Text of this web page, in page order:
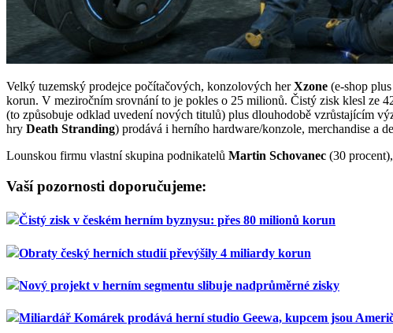
Velký tuzemský prodejce počítačových, konzolových herXzone (e-shop
korun. V meziročním srovnání to je pokles o 25 milionů. Čistý zisk klesl ze
(to způsobuje odklad uvedení nových titulů) plus dlouhodobě vzrůstajícím
hry Death Stranding) prodává i herního hardware/konzole, merchandise a
Lounskou firmu vlastní skupina podnikatelů Martin Schovanec (30 procent),
Vaší pozornosti doporučujeme:
Čistý zisk v českém herním byznysu: přes 80 milionů korun
Obraty český herních studií převýšily 4 miliardy korun
Nový projekt v herním segmentu slibuje nadprůměrné zisky
Miliardář Komárek prodává herní studio Geewa, kupcem jsou